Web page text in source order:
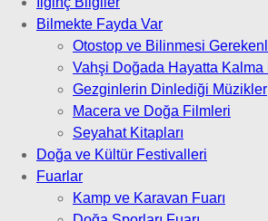
Bilmekte Fayda Var
Otostop ve Bilinmesi
Vahşi Doğada Hayatta Kalma
Gezginlerin Dinlediği Müzikler
Macera ve Doğa Filmleri
Seyahat Kitapları
Doğa ve Kültür Festivalleri
Fuarlar
Kamp ve Karavan Fuarı